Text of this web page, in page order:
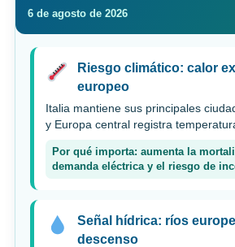
6 de agosto de 2026
Riesgo climático: calor
europeo
Italia mantiene sus principales
y Europa central registra
Por qué importa: aumenta la
demanda eléctrica y el riesgo de
Señal hídrica: ríos
descenso